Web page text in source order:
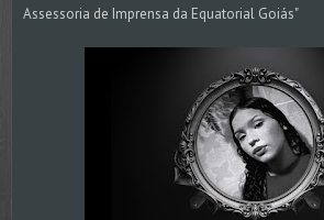
Assessoria de Imprensa da Equatorial Goiás"